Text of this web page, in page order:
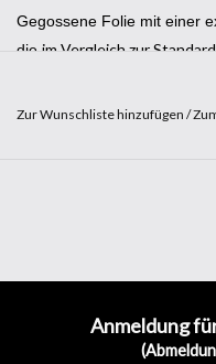
Gegossene Folie mit einer
die im Vergleich zur
Witterungseinflüsse im
bewahren. Ausgestattet
Layer: Double
Thickness: 120 Micro
Zur Wunschliste hinzufügen /
Anmeldung